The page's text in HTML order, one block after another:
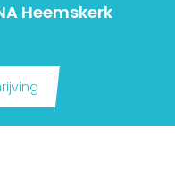
Heemskerk